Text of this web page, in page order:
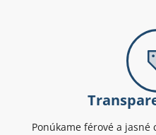
Ponúkame férové a jasné